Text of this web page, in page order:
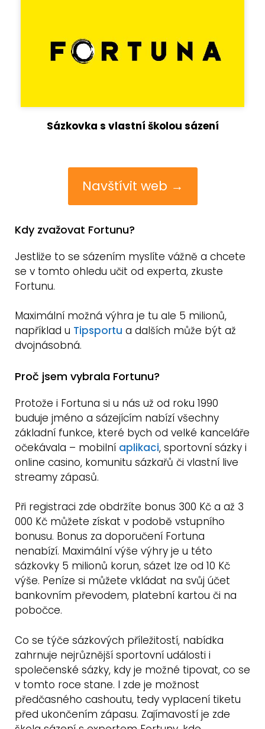
Sázkovka s vlastní školou sázení
Navštívit web →
Kdy zvažovat Fortunu?
Jestliže to se sázením myslíte vážně a chcete
se v tomto ohledu učit od experta, zkuste
Fortunu.
Maximální možná výhra je tu ale 5 milionů,
například u Tipsportu a dalších může být až
dvojnásobná.
Proč jsem vybrala Fortunu?
Protože i Fortuna si u nás už od roku 1990
buduje jméno a sázejícím nabízí všechny
základní funkce, které bych od velké kanceláře
očekávala – mobilní aplikaci, sportovní sázky i
online casino, komunitu sázkařů či vlastní live
streamy zápasů.
Při registraci zde obdržíte bonus 300 Kč a až 3
000 Kč můžete získat v podobě vstupního
bonusu. Bonus za doporučení Fortuna
nenabízí. Maximální výše výhry je u této
sázkovky 5 milionů korun, sázet lze od 10 Kč
výše. Peníze si můžete vkládat na svůj účet
bankovním převodem, platební kartou či na
pobočce.
Co se týče sázkových příležitostí, nabídka
zahrnuje nejrůznější sportovní události i
společenské sázky, kdy je možné tipovat, co se
v tomto roce stane. I zde je možnost
předčasného cashoutu, tedy vyplacení tiketu
před ukončením zápasu. Zajímavostí je zde